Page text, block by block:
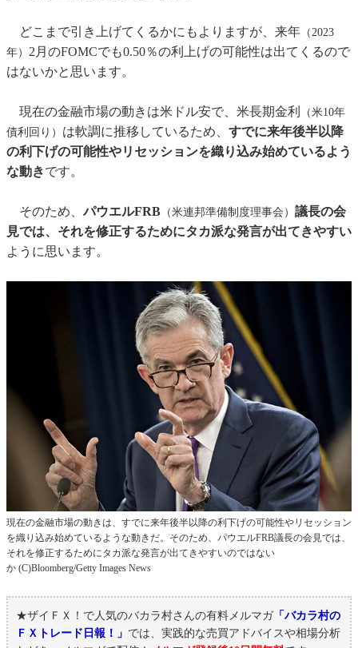
どこまで引き上げてくるかにもよりますが、来年 （2023
年） 2月のFOMCでも0.50％の利上げの可能性は出てくるので
はないかと思います。
現在の金融市場の動きは米ドル安で、米長期金利
（米10年
債利回り） は軟調に推移しているため、 すでに来年後半以降
の利下げの可能性やリセッションを織り込み始めているよう
な動きです。
そのため、パウエルFRB （米連邦準備制度理事会） 議長の会
見では、それを修正するためにタカ派な発言が出てきやすい
ように思います。
現在の金融市場の動きは、すでに来年後半以降の利下げの可能性やリセッション
を織り込み始めているような動きだ。そのため、パウエルFRB議長の会見では、
それを修正するためにタカ派な発言が出てきやすいのではない
か (C)Bloomberg/Getty Images News
★ザイＦＸ！で人気のバカラ村さんの有料メルマガ「バカラ村の
ＦＸトレード日報！」 では、実践的な売買アドバイスや相場分析